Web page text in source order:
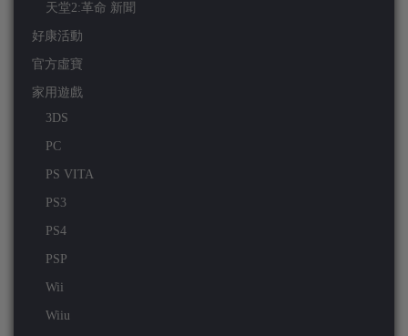
天堂2:革命 新聞
好康活動
官方虛寶
家用遊戲
3DS
PC
PS VITA
PS3
PS4
PSP
Wii
Wiiu